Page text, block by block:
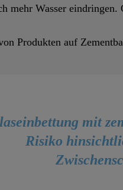
mehr Wasser
Produkten auf
mit
Risiko